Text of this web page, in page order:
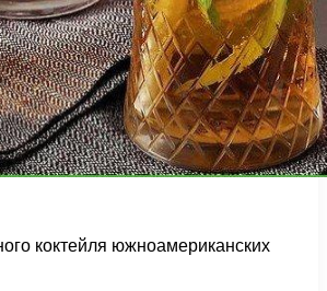
коктейля южноамериканских